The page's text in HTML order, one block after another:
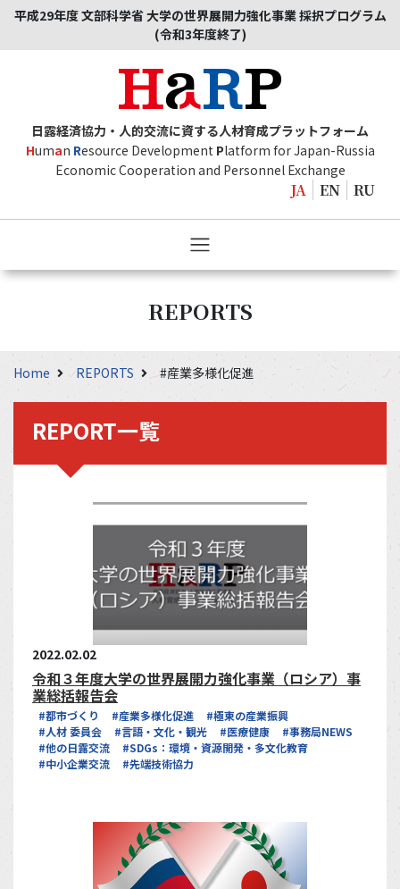
平成29年度 文部科学省 大学の世界展開力強化事業 採択プログラム
(令和3年度終了)
日露経済協力・人的交流に資する人材育成プラットフォーム
Human Resource Development Platform for Japan-Russia
Economic Cooperation and Personnel Exchange
JA EN RU
REPORTS
Home REPORTS #産業多様化促進
REPORT一覧
2022.02.02
令和３年度大学の世界展開力強化事業（ロシア）事
業総括報告会
#都市づくり #産業多様化促進
#極東の産業振興
#人材 委員会
#言語・文化・観光 #医療健康
#事務局NEWS
#他の日露交流
#SDGs：環境・資源開発・多文化教育
#中小企業交流
#先端技術協力